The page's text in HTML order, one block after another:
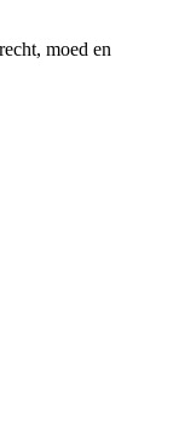
moed en